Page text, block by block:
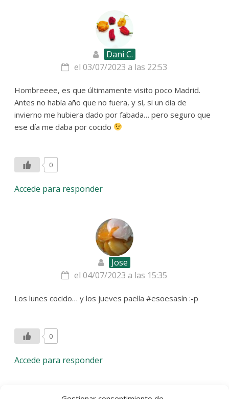
Dani C.
el 03/07/2023 a las 22:53
Hombreeee, es que últimamente visito poco Madrid.
Antes no había año que no fuera, y sí, si un día de
invierno me hubiera dado por fabada… pero seguro que
ese día me daba por cocido
0
Accede para responder
Jose
el 04/07/2023 a las 15:35
Los lunes cocido… y los jueves paella #esoesasín :-p
0
Accede para responder